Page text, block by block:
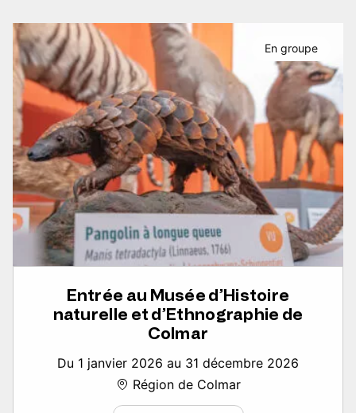
Entrée au Musée d’Histoire
naturelle et d’Ethnographie de
Colmar
Du 1 janvier 2026 au 31 décembre 2026
Région de Colmar
En groupe